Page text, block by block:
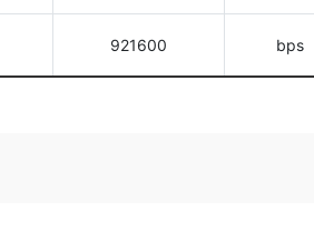
921600 bps